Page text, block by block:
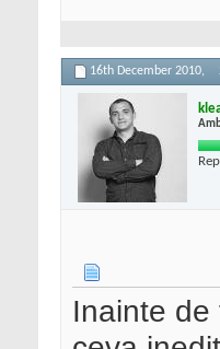
16th December 2010,
Inainte